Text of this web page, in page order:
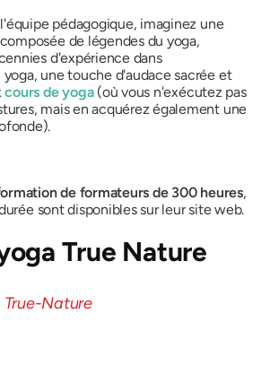
pédagogique, imaginez une
de légendes du yoga,
d'expérience dans
une touche d'audace sacrée et
cours de yoga(où vous n'exécutez pas
mais en acquérez également une
de formateurs de 300 heures,
sont disponibles sur leur site web.
True Nature